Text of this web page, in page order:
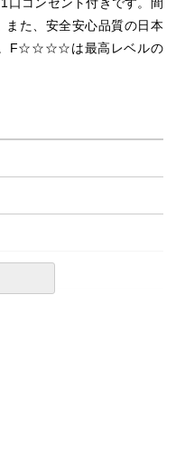
口コンセント付きです。間
また、安全安心品質の日本
。F☆☆☆☆は最高レベルの